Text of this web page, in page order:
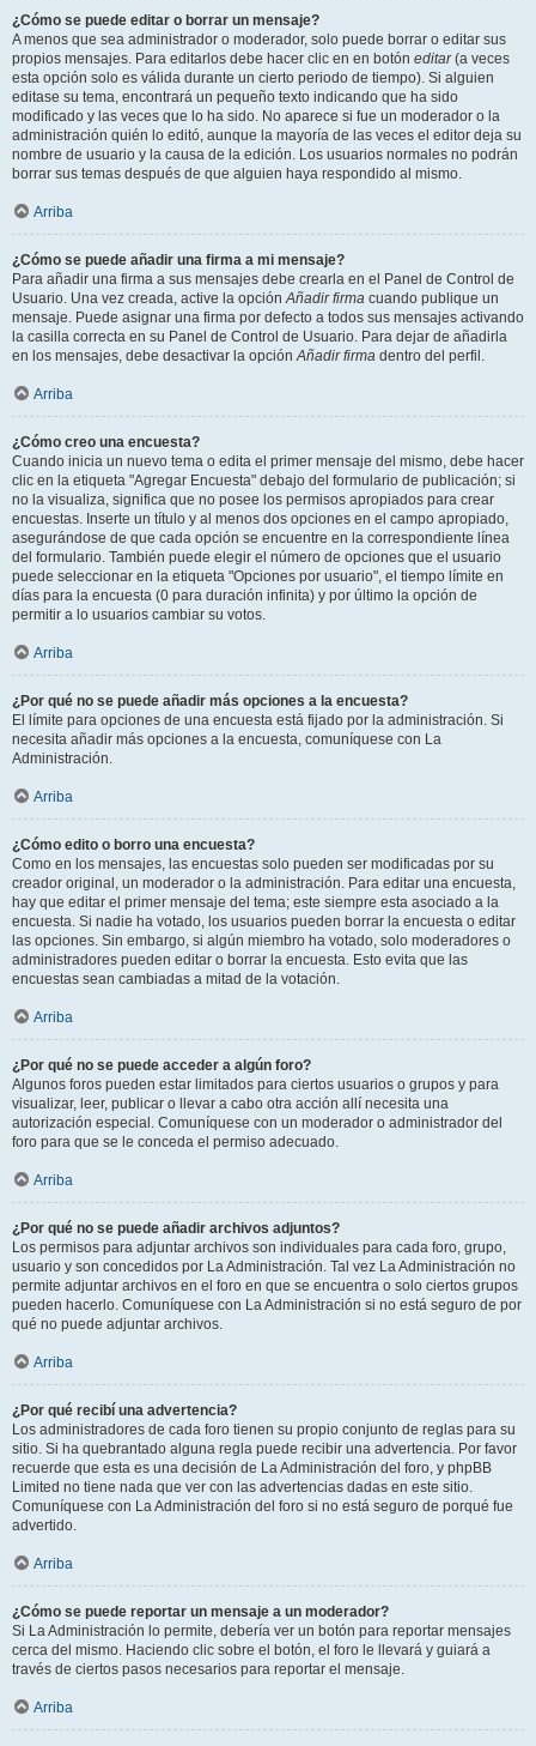
¿Cómo se puede editar o borrar un mensaje?
A menos que sea administrador o moderador, solo puede borrar o editar sus
propios mensajes. Para editarlos debe hacer clic en en botón editar(a veces
esta opción solo es válida durante un cierto periodo de tiempo). Si alguien
editase su tema, encontrará un pequeño texto indicando que ha sido
modificado y las veces que lo ha sido. No aparece si fue un moderador o la
administración quién lo editó, aunque la mayoría de las veces el editor deja su
nombre de usuario y la causa de la edición. Los usuarios normales no podrán
borrar sus temas después de que alguien haya respondido al mismo.
Arriba
¿Cómo se puede añadir una firma a mi mensaje?
Para añadir una firma a sus mensajes debe crearla en el Panel de Control de
Usuario. Una vez creada, active la opciónAñadir firma cuando publique un
mensaje. Puede asignar una firma por defecto a todos sus mensajes activando
la casilla correcta en su Panel de Control de Usuario. Para dejar de añadirla
en los mensajes, debe desactivar la opciónAñadir firma dentro del perfil.
Arriba
¿Cómo creo una encuesta?
Cuando inicia un nuevo tema o edita el primer mensaje del mismo, debe hacer
clic en la etiqueta "Agregar Encuesta" debajo del formulario de publicación; si
no la visualiza, significa que no posee los permisos apropiados para crear
encuestas. Inserte un título y al menos dos opciones en el campo apropiado,
asegurándose de que cada opción se encuentre en la correspondiente línea
del formulario. También puede elegir el número de opciones que el usuario
puede seleccionar en la etiqueta "Opciones por usuario", el tiempo límite en
días para la encuesta (0 para duración infinita) y por último la opción de
permitir a lo usuarios cambiar su votos.
Arriba
¿Por qué no se puede añadir más opciones a la encuesta?
El límite para opciones de una encuesta está fijado por la administración. Si
necesita añadir más opciones a la encuesta, comuníquese con La
Administración.
Arriba
¿Cómo edito o borro una encuesta?
Como en los mensajes, las encuestas solo pueden ser modificadas por su
creador original, un moderador o la administración. Para editar una encuesta,
hay que editar el primer mensaje del tema; este siempre esta asociado a la
encuesta. Si nadie ha votado, los usuarios pueden borrar la encuesta o editar
las opciones. Sin embargo, si algún miembro ha votado, solo moderadores o
administradores pueden editar o borrar la encuesta. Esto evita que las
encuestas sean cambiadas a mitad de la votación.
Arriba
¿Por qué no se puede acceder a algún foro?
Algunos foros pueden estar limitados para ciertos usuarios o grupos y para
visualizar, leer, publicar o llevar a cabo otra acción allí necesita una
autorización especial. Comuníquese con un moderador o administrador del
foro para que se le conceda el permiso adecuado.
Arriba
¿Por qué no se puede añadir archivos adjuntos?
Los permisos para adjuntar archivos son individuales para cada foro, grupo,
usuario y son concedidos por La Administración. Tal vez La Administración no
permite adjuntar archivos en el foro en que se encuentra o solo ciertos grupos
pueden hacerlo. Comuníquese con La Administración si no está seguro de por
qué no puede adjuntar archivos.
Arriba
¿Por qué recibí una advertencia?
Los administradores de cada foro tienen su propio conjunto de reglas para su
sitio. Si ha quebrantado alguna regla puede recibir una advertencia. Por favor
recuerde que esta es una decisión de La Administración del foro, y phpBB
Limited no tiene nada que ver con las advertencias dadas en este sitio.
Comuníquese con La Administración del foro si no está seguro de porqué fue
advertido.
Arriba
¿Cómo se puede reportar un mensaje a un moderador?
Si La Administración lo permite, debería ver un botón para reportar mensajes
cerca del mismo. Haciendo clic sobre el botón, el foro le llevará y guiará a
través de ciertos pasos necesarios para reportar el mensaje.
Arriba